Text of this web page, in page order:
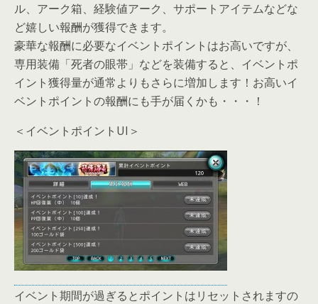
ル、アーク箱、経験値アーク、サポートアイテムなどな
ど嬉しい報酬が獲得できます。
豪華な報酬に必要なイベントポイントはお高いですが、
専用装備「死者の眼帯」などを装備すると、イベントポ
イント獲得量が通常よりもさらに増加します！お高いイ
ベントポイントの報酬にも手が届くかも・・・！
＜イベントポイントUI＞
イベント期間が過ぎるとポイントはリセットされますの